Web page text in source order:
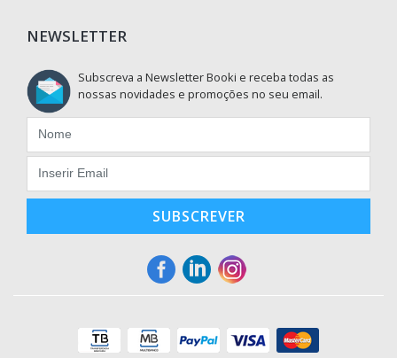
NEWSLETTER
Subscreva a Newsletter Booki e receba todas as
nossas novidades e promoções no seu email.
SUBSCREVER